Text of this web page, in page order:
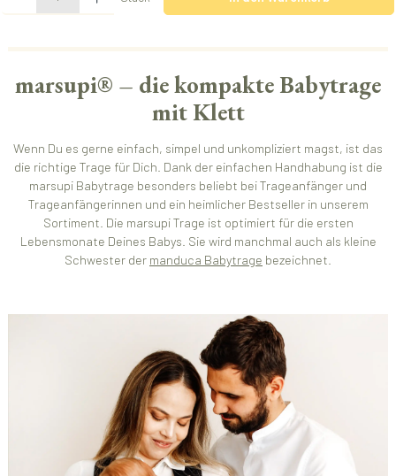
marsupi® – die kompakte Babytrage
mit Klett
Wenn Du es gerne einfach, simpel und unkompliziert magst, ist das
die richtige Trage für Dich. Dank der einfachen Handhabung ist die
marsupi Babytrage besonders beliebt bei Trageanfänger und
Trageanfängerinnen und ein heimlicher Bestseller in unserem
Sortiment. Die marsupi Trage ist optimiert für die ersten
Lebensmonate Deines Babys. Sie wird manchmal auch als kleine
Schwester der manduca Babytrage bezeichnet.